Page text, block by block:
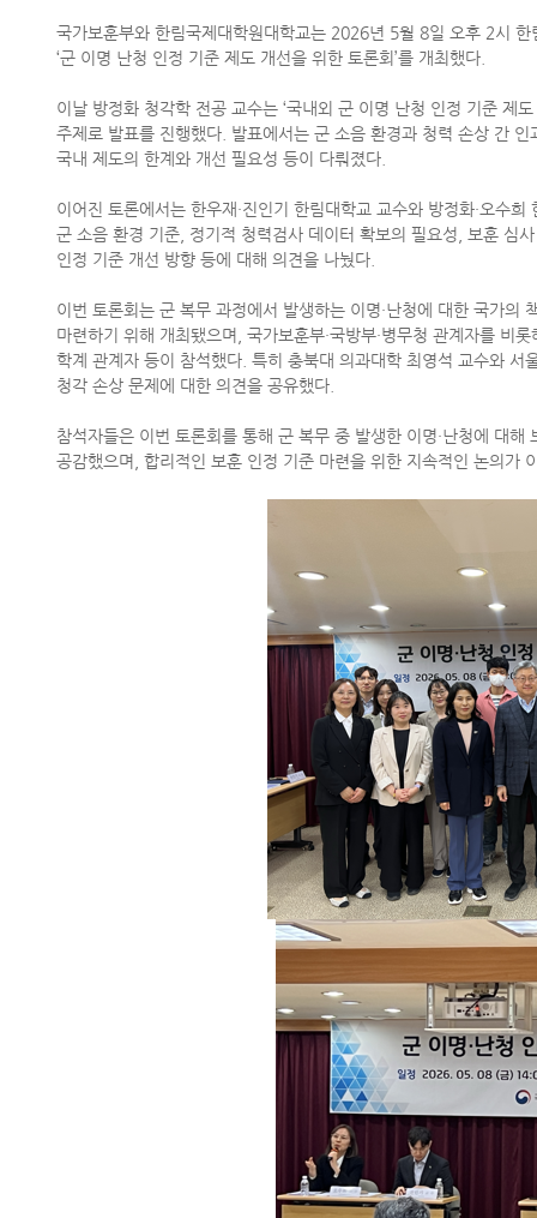
국가보훈부와 한림국제대학원대학교는 2026년 5월 8일 오후 2시 한
‘군 이명 난청 인정 기준 제도 개선을 위한 토론회’를 개최했다
이날 방정화 청각학 전공 교수는 ‘국내외 군 이명 난청 인정 기준 제도
주제로 발표를 진행했다 발표에서는 군 소음 환경과 청력 손상 간 인
국내 제도의 한계와 개선 필요성 등이 다뤄졌다
이어진 토론에서는 한우재·진인기 한림대학교 교수와 방정화·오수희
군 소음 환경 기준 정기적 청력검사 데이터 확보의 필요성
보훈 심
인정 기준 개선 방향 등에 대해 의견을 나눴다
이번 토론회는 군 복무 과정에서 발생하는 이명·난청에 대한 국가의
마련하기 위해 개최됐으며
국가보훈부·국방부·병무청 관계자를 비
학계 관계자 등이 참석했다 특히 충북대 의과대학 최영석 교수와 서
청각 손상 문제에 대한 의견을 공유했다
참석자들은 이번 토론회를 통해 군 복무 중 발생한 이명·난청에 대해
공감했으며
합리적인 보훈 인정 기준 마련을 위한 지속적인 논의가